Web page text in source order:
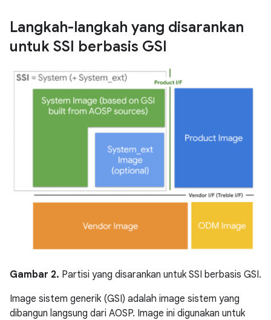
Langkah-langkah yang disarankan
untuk SSI berbasis GSI
Gambar 2. Partisi yang disarankan untuk SSI berbasis GSI.
Image sistem generik (GSI) adalah image sistem yang
dibangun langsung dari AOSP. Image ini digunakan untuk